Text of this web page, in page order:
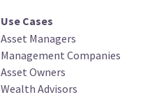
Use Cases
Asset Managers
Management Companies
Asset Owners
Wealth Advisors